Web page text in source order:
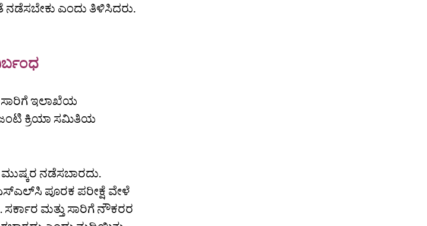
ಎಂದು ತಿಳಿಸಿದರು.
ಇಲಾಖೆಯ
ಕ್ರಿಯಾ ಸಮಿತಿಯ
ಮುಷ್ಕರ ನಡೆಸಬಾರದು.
ಪೂರಕ ಪರೀಕ್ಷೆ ವೇಳೆ
ಮತ್ತು ಸಾರಿಗೆ ನೌಕರರ